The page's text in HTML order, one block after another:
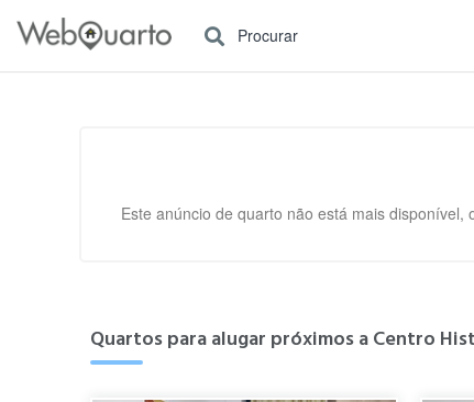
Procurar
Este anúncio de quarto não está mais
Quartos para alugar próximos a Centro